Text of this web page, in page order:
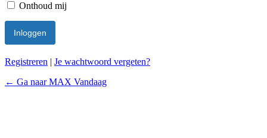
Onthoud mij
Registreren | Je wachtwoord vergeten?
← Ga naar MAX Vandaag